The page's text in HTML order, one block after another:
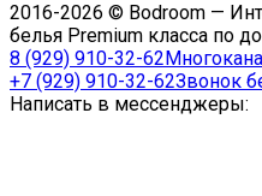
2016-2026 © Bodroom —
белья Premium класса по
8 (929) 910-32-62
+7 (929) 910-32-62Звонок
Написать в мессенджеры: